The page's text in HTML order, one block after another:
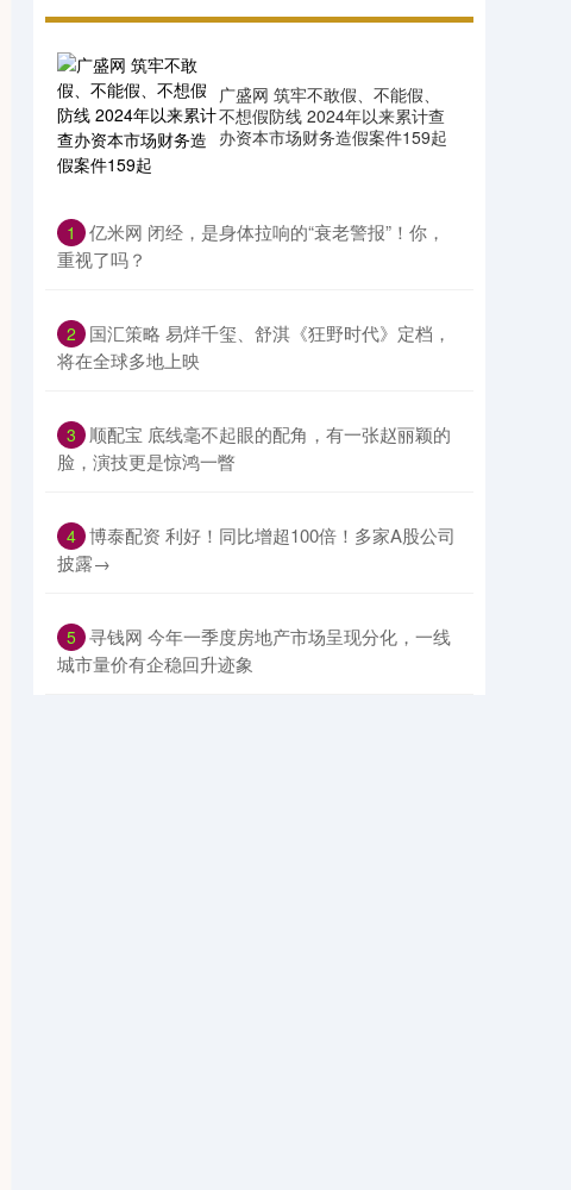
广盛网 筑牢不敢假、不能假、
不想假防线 2024年以来累计查
办资本市场财务造假案件159起
1
​亿米网 闭经，是身体拉响的“衰老警报”！你，
重视了吗？
2
​国汇策略 易烊千玺、舒淇《狂野时代》定档，
将在全球多地上映
3
​顺配宝 底线毫不起眼的配角，有一张赵丽颖的
脸，演技更是惊鸿一瞥
4 ​博泰配资 利好！同比增超100倍！多家A股公司
披露→
5 ​寻钱网 今年一季度房地产市场呈现分化，一线
城市量价有企稳回升迹象